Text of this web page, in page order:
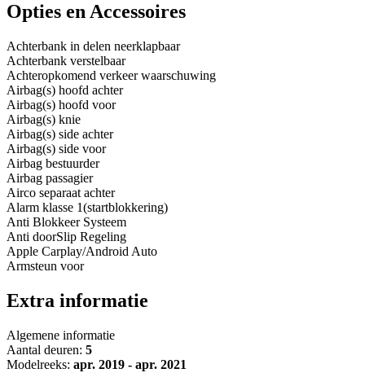
Opties en Accessoires
Achterbank in delen neerklapbaar
Achterbank verstelbaar
Achteropkomend verkeer waarschuwing
Airbag(s) hoofd achter
Airbag(s) hoofd voor
Airbag(s) knie
Airbag(s) side achter
Airbag(s) side voor
Airbag bestuurder
Airbag passagier
Airco separaat achter
Alarm klasse 1(startblokkering)
Anti Blokkeer Systeem
Anti doorSlip Regeling
Apple Carplay/Android Auto
Armsteun voor
Extra informatie
Algemene informatie
Aantal deuren: 5
Modelreeks: apr. 2019 - apr. 2021